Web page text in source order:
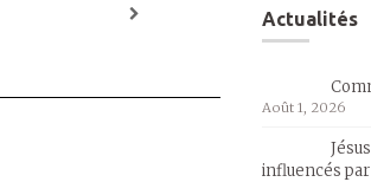
Actualités
Août 1, 2026
influencés